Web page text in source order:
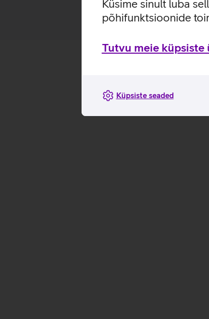
Küsime sinult luba
põhifunktsioonide
Tutvu meie
Küpsiste seaded